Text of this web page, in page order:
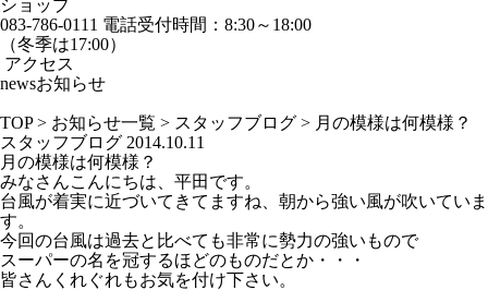
ショップ
083-786-0111 電話受付時間：8:30～18:00
（冬季は17:00）
アクセス
newsお知らせ
TOP> お知らせ一覧 > スタッフブログ > 月の模様は何模様？
スタッフブログ 2014.10.11
月の模様は何模様？
みなさんこんにちは、平田です。
台風が着実に近づいてきてますね、朝から強い風が吹いていま
す。
今回の台風は過去と比べても非常に勢力の強いもので
スーパーの名を冠するほどのものだとか・・・
皆さんくれぐれもお気を付け下さい。